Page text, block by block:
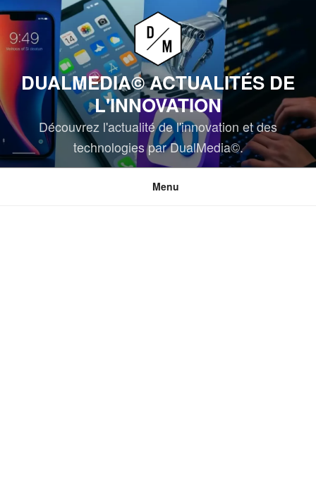
Aller
au
contenu
DUALMEDIA© ACTUALITÉS DE
L'INNOVATION
Découvrez l'actualité de l'innovation et des
technologies par DualMedia©.
Menu